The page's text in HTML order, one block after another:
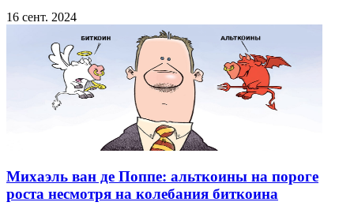
16 сент. 2024
Михаэль ван де Поппе: альткоины на пороге
роста несмотря на колебания биткоина